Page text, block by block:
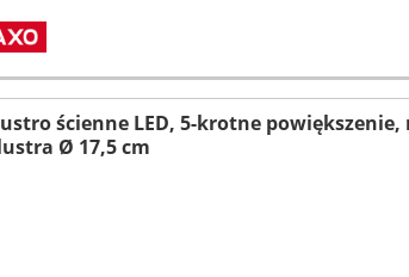
ścienne LED, 5-krotne
Ø 17,5 cm